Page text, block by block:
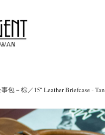
包－棕／15" Leather Briefcase - Tan